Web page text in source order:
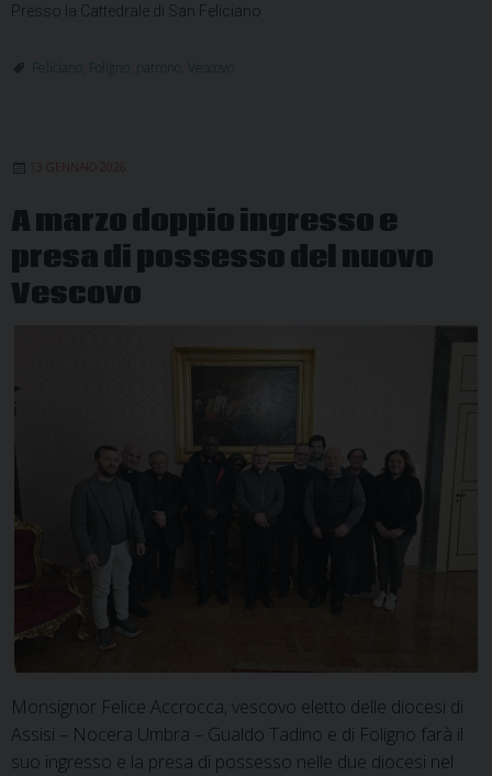
Presso la Cattedrale di San Feliciano
Feliciano Foligno patrono Vescovo
13 GENNAIO 2026
A marzo doppio ingresso e
presa di possesso del nuovo
Vescovo
Monsignor Felice Accrocca, vescovo eletto delle diocesi di
Assisi – Nocera Umbra – Gualdo Tadino e di Foligno farà il
suo ingresso e la presa di possesso nelle due diocesi nel